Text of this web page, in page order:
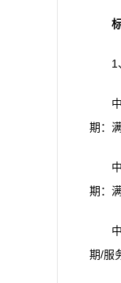
1
期：
期：
期/服